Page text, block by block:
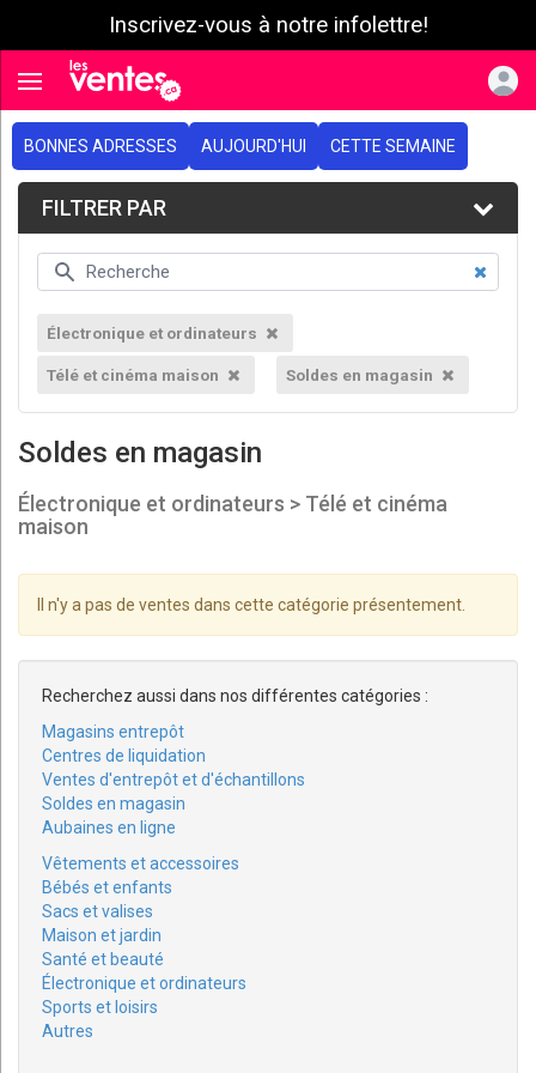
Inscrivez-vous à notre infolettre!
Toggle navigation
BONNES ADRESSES AUJOURD'HUI CETTE SEMAINE
FILTRER PAR
Électronique et ordinateurs
Télé et cinéma maison Soldes en magasin
Soldes en magasin
Électronique et ordinateurs > Télé et cinéma
maison
Il n'y a pas de ventes dans cette catégorie présentement.
Recherchez aussi dans nos différentes catégories :
Magasins entrepôt
Centres de liquidation
Ventes d'entrepôt et d'échantillons
Soldes en magasin
Aubaines en ligne
Vêtements et accessoires
Bébés et enfants
Sacs et valises
Maison et jardin
Santé et beauté
Électronique et ordinateurs
Sports et loisirs
Autres